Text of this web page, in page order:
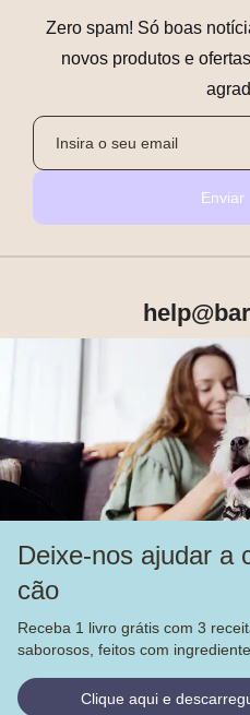
Deixe-nos ajudar a
cão
Receba 1 livro grátis com 3
saborosos, feitos com
Clique aqui e
Zero spam! Só boas
novos produtos e
Enviar
Produtos
Mais
Alimentação
Veja nossas4.000